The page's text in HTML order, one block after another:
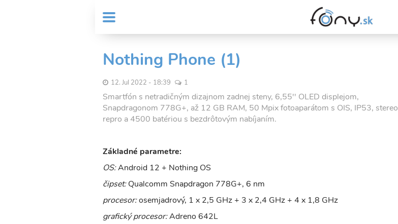
MENU
Header
menu
User
account
Nothing Phone (1)
12. Jul 2022 - 18:39 1
Smartfón s netradičným dizajnom zadnej steny, 6,55'' OLED displejom,
Snapdragonom 778G+, až 12 GB RAM, 50 Mpix fotoaparátom s OIS, IP53, stereo
repro a 4500 batériou s bezdrôtovým nabíjaním.
Základné parametre:
OS:Android 12 + Nothing OS
čipset:Qualcomm Snapdragon 778G+, 6 nm
procesor:osemjadrový, 1 x 2,5 GHz + 3 x 2,4 GHz + 4 x 1,8 GHz
grafický procesor:Adreno 642L